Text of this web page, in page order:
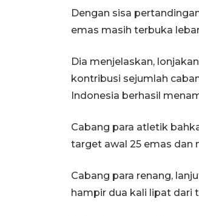
Dengan sisa
emas masih terbuka
Dia menjelaskan,
kontribusi sejumlah
Indonesia berhasil
Cabang para atletik
target awal 25 emas dan
Cabang para renang,
hampir dua kali lipat dari